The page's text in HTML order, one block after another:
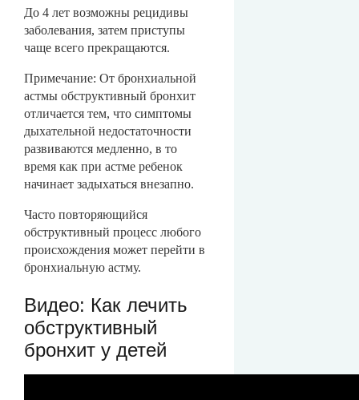
До 4 лет возможны рецидивы
заболевания, затем приступы
чаще всего прекращаются.
Примечание: От бронхиальной
астмы обструктивный бронхит
отличается тем, что симптомы
дыхательной недостаточности
развиваются медленно, в то
время как при астме ребенок
начинает задыхаться внезапно.
Часто повторяющийся
обструктивный процесс любого
происхождения может перейти в
бронхиальную астму.
Видео: Как лечить
обструктивный
бронхит у детей